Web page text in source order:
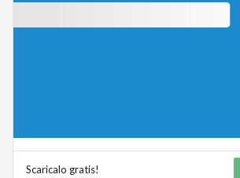
Scaricalo gratis!